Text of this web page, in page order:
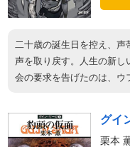
二十歳の誕生日を控え、
声を取り戻す。人生の新
会の要求を告げたのは、ウ
グイ
栗本